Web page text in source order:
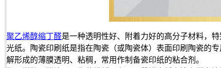
聚乙烯醇缩丁醛是一种透明性好、附着力好的高分子材料，
光纸。陶瓷印刷纸是指在陶瓷（或陶瓷体）表面印刷陶瓷的
解形成的薄膜透明、粘稠，常用作制备瓷印纸的粘合剂。